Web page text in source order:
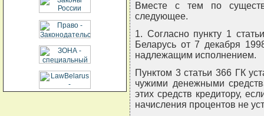
Вместе с тем по
следующее.
1. Согласно пункту 1
Беларусь от 7 декабря
надлежащим исполнением.
Пунктом 3 статьи 366 ГК
чужими денежными
этих средств кредитору,
начисления процентов не